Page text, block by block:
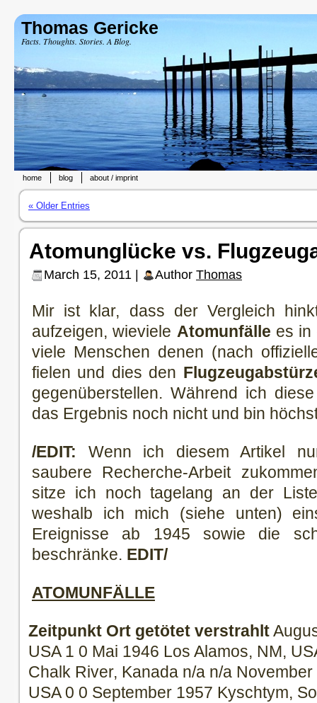
Thomas Gericke
Facts. Thoughts. Stories. A Blog.
home blog about / imprint
« Older Entries
Atomunglücke vs.
March 15, 2011 | Author Thomas
Mir ist klar, dass der Vergleich
aufzeigen, wieviele Atomunfälle es in
viele Menschen denen (nach
fielen und dies den
gegenüberstellen. Während ich
das Ergebnis noch nicht und bin
/EDIT: Wenn ich diesem Artikel
saubere Recherche-Arbeit
sitze ich noch tagelang an der
weshalb ich mich (siehe unten)
Ereignisse ab 1945 sowie die
beschränke. EDIT/
ATOMUNFÄLLE
Zeitpunkt Ort getötet verstrahlt
USA 1 0 Mai 1946 Los Alamos, NM,
Chalk River, Kanada n/a n/a
USA 0 0 September 1957 Kyschtym,